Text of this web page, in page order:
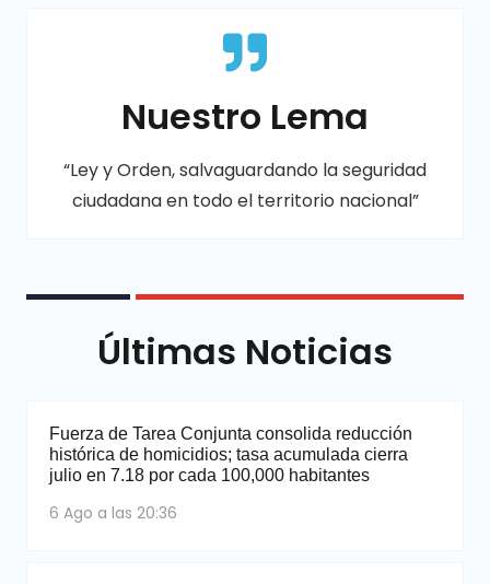
Nuestro Lema
“Ley y Orden, salvaguardando la seguridad
ciudadana en todo el territorio nacional”
Últimas Noticias
Fuerza de Tarea Conjunta consolida reducción
histórica de homicidios; tasa acumulada cierra
julio en 7.18 por cada 100,000 habitantes
6 Ago a las 20:36